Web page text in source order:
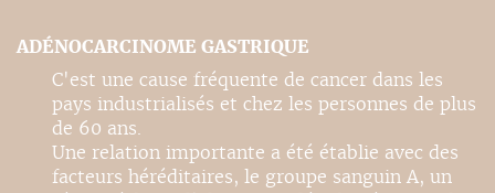
ADÉNOCARCINOME GASTRIQUE
C'est une cause fréquente de cancer dans les
pays industrialisés et chez les personnes de plus
de 60 ans.
Une relation importante a été établie avec des
facteurs héréditaires, le groupe sanguin A, un